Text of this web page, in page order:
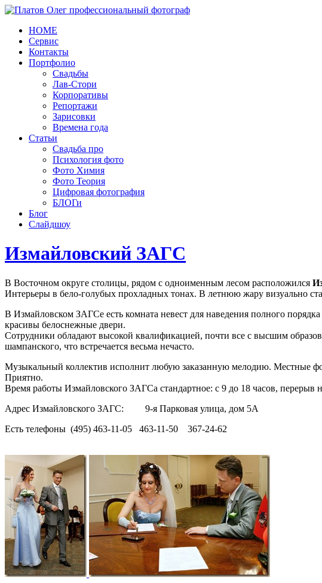
HOME
Сервис
Контакты
Портфолио
Свадьбы
Лав-Стори
Корпоративы
Репортажи
Зарисовки
Времена года
Статьи
Свадьба про
Психология фото
Фото Химия
Фото Теория
Цифровая фотография
БЛОГи
Блог
Слайдшоу
Измайловский ЗАГС
В Восточном округе столицы, рядом с одноименным лесом расположился
Интерьеры в бело-голубых прохладных тонах. В летнюю жару визуально
В Измайловском ЗАГСе есть комната невест для наведения полного
красивы белоснежные двери.
Сотрудники обладают высокой квалификацией, почти все с высшим
шампанского, что встречается весьма нечасто.
Музыкальный коллектив исполнит любую заказанную мелодию. Местные
Приятно.
Время работы Измайловского ЗАГСа стандартное: с 9 до 18 часов, перерыв
Адрес Измайловского ЗАГС: 9-я Парковая улица, дом 5А
Есть телефоны (495) 463-11-05 463-11-50 367-24-62